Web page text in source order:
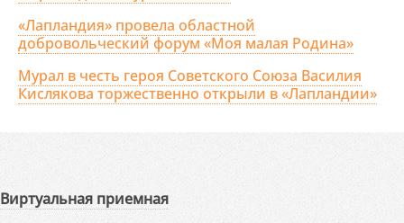
«Лапландия» провела областной
добровольческий форум «Моя малая Родина»
Мурал в честь героя Советского Союза Василия
Кислякова торжественно открыли в «Лапландии»
Виртуальная приемная